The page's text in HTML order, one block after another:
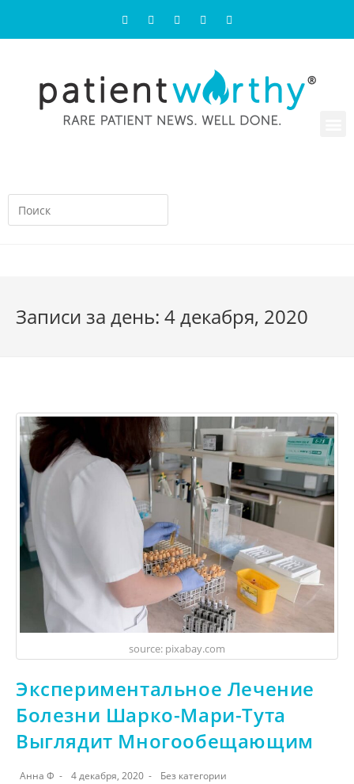
Записи за день: 4 декабря, 2020
source: pixabay.com
Экспериментальное Лечение
Болезни Шарко-Мари-Тута
Выглядит Многообещающим
Анна Ф 4 декабря, 2020 Без категории